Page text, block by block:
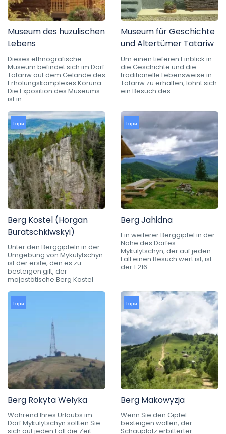
Museum des huzulischen
Lebens
Dieses ethnografische
Museum befindet sich im Dorf
Tatariw auf dem Gelände des
Erholungskomplexes Koruna.
Die Exposition des Museums
ist in
Museum für Geschichte
und Altertümer Tatariw
Um einen tieferen Einblick in
die Geschichte und die
traditionelle Lebensweise in
Tatariw zu erhalten, lohnt sich
ein Besuch des
Гори
Berg Kostel (Horgan
Buratschkiwskyi)
Unter den Berggipfeln in der
Umgebung von Mykulytschyn
ist der erste, den es zu
besteigen gilt, der
majestätische Berg Kostel
Гори
Berg Jahidna
Ein weiterer Berggipfel in der
Nähe des Dorfes
Mykulytschyn, der auf jeden
Fall einen Besuch wert ist, ist
der 1.216
Гори
Berg Rokyta Welyka
Während Ihres Urlaubs im
Dorf Mykulytschyn sollten Sie
sich auf jeden Fall die Zeit
Гори
Berg Makowyzja
Wenn Sie den Gipfel
besteigen wollen, der
Schauplatz erbitterter